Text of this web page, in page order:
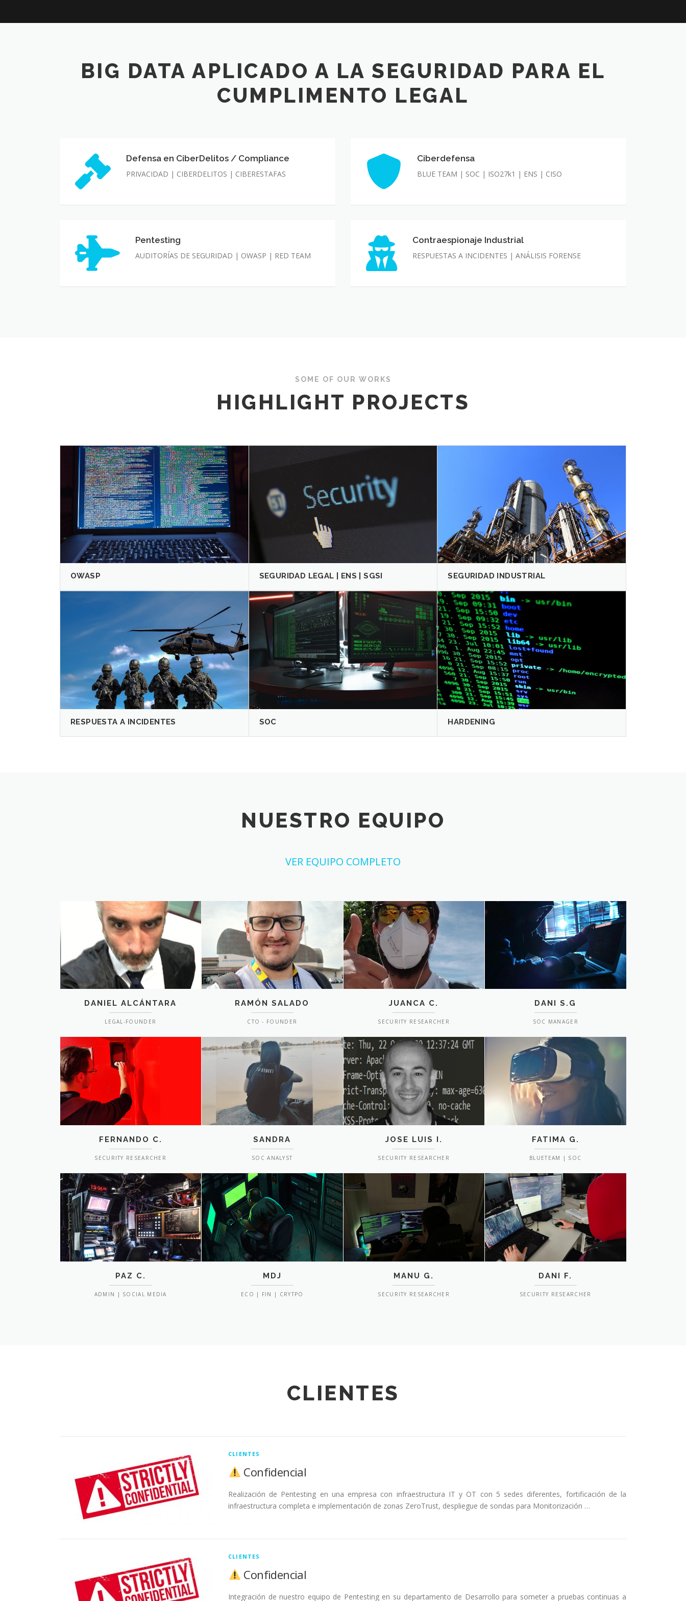
BIG DATA APLICADO A LA SEGURIDAD PARA EL
CUMPLIMENTO LEGAL
Defensa
en
Compliance
Defensa en CiberDelitos / Compliance
PRIVACIDAD | CIBERDELITOS | CIBERESTAFAS
Ciberdefensa
Ciberdefensa
BLUE TEAM | SOC | ISO27k1 | ENS | CISO
Pentesting
Pentesting
AUDITORÍAS DE SEGURIDAD | OWASP | RED TEAM
Contraespionaje
Industrial
Contraespionaje Industrial
RESPUESTAS A INCIDENTES | ANÁLISIS FORENSE
SOME OF OUR WORKS
HIGHLIGHT PROJECTS
OWASP SEGURIDAD LEGAL | ENS | SGSI SEGURIDAD INDUSTRIAL
RESPUESTA A INCIDENTES SOC HARDENING
NUESTRO EQUIPO
VER EQUIPO COMPLETO
DANIEL ALCÁNTARA
LEGAL-FOUNDER
RAMÓN SALADO
CTO - FOUNDER
JUANCA C.
SECURITY RESEARCHER
DANI S.G
SOC MANAGER
FERNANDO C.
SECURITY RESEARCHER
SANDRA
SOC ANALYST
JOSE LUIS I.
SECURITY RESEARCHER
FATIMA G.
BLUETEAM | SOC
PAZ C.
ADMIN | SOCIAL MEDIA
MDJ
ECO | FIN | CRYTPO
MANU G.
SECURITY RESEARCHER
DANI F.
SECURITY RESEARCHER
CLIENTES
CLIENTES
Confidencial
Realización de Pentesting en una empresa con infraestructura IT y OT con 5 sedes diferentes, fortificación de la
infraestructura completa e implementación de zonas ZeroTrust, despliegue de sondas para Monitorización …
CLIENTES
Confidencial
Integración de nuestro equipo de Pentesting en su departamento de Desarrollo para someter a pruebas continuas a